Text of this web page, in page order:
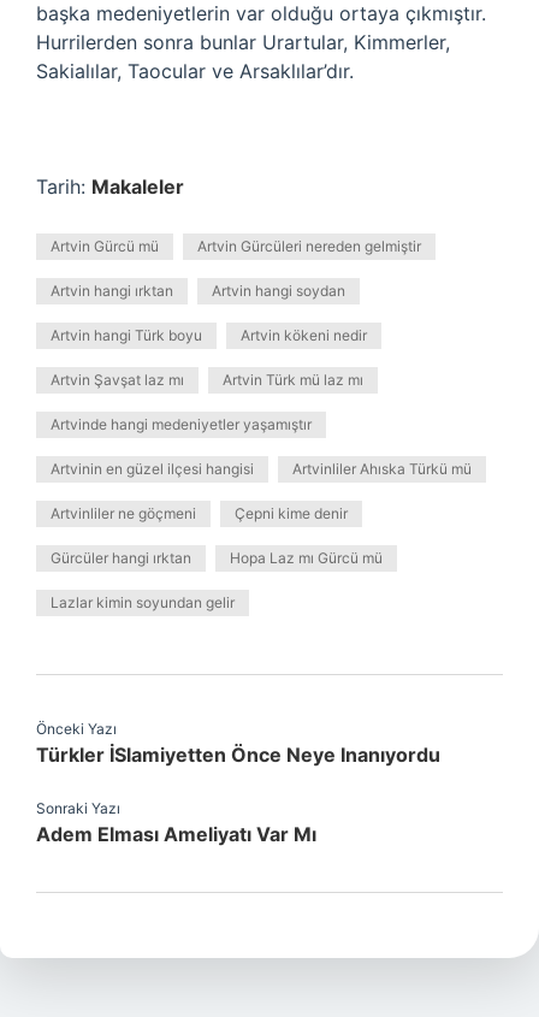
başka medeniyetlerin var olduğu ortaya çıkmıştır.
Hurrilerden sonra bunlar Urartular, Kimmerler,
Sakialılar, Taocular ve Arsaklılar’dır.
Tarih: Makaleler
Artvin Gürcü mü Artvin Gürcüleri nereden gelmiştir
Artvin hangi ırktan Artvin hangi soydan
Artvin hangi Türk boyu Artvin kökeni nedir
Artvin Şavşat laz mı Artvin Türk mü laz mı
Artvinde hangi medeniyetler yaşamıştır
Artvinin en güzel ilçesi hangisi Artvinliler Ahıska Türkü mü
Artvinliler ne göçmeni Çepni kime denir
Gürcüler hangi ırktan Hopa Laz mı Gürcü mü
Lazlar kimin soyundan gelir
Önceki Yazı
Türkler İSlamiyetten Önce Neye Inanıyordu
Sonraki Yazı
Adem Elması Ameliyatı Var Mı